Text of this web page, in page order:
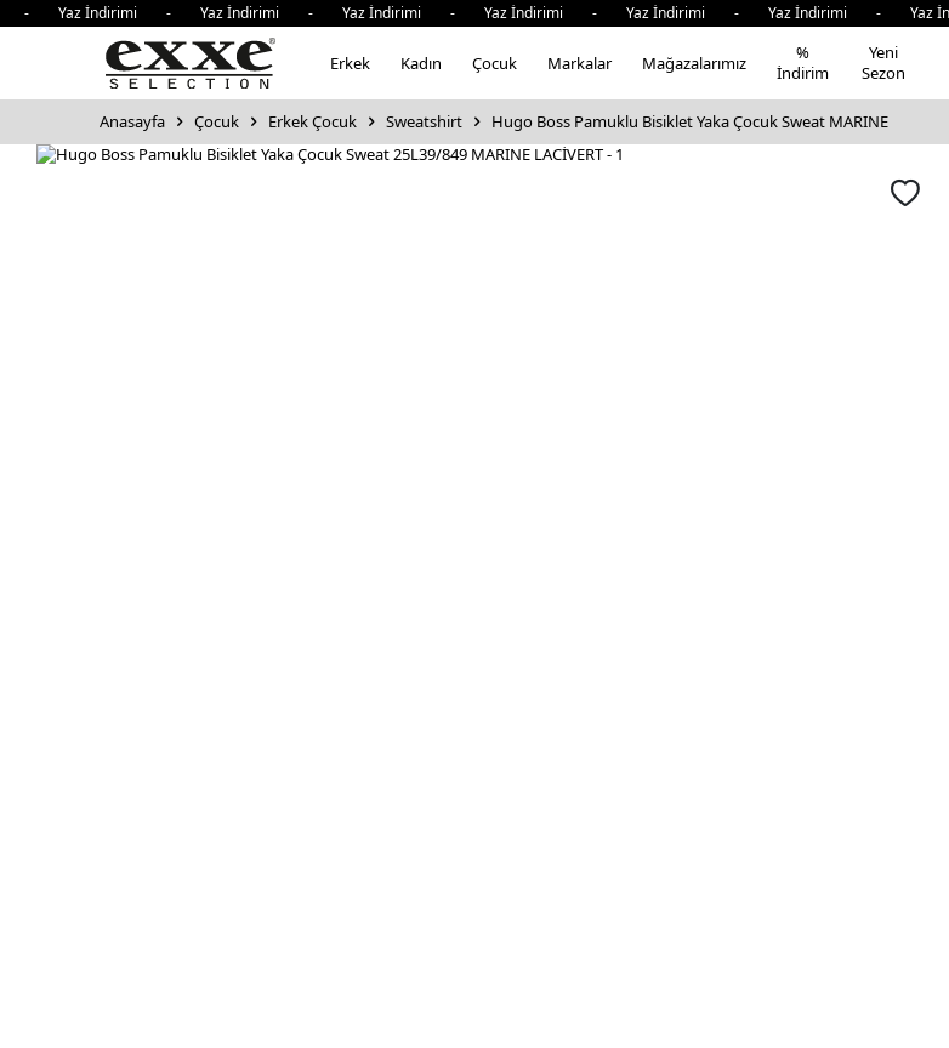
- Yaz İndirimi - Yaz İndirimi - Yaz İndirimi - Yaz İndirimi - Yaz İndirimi - Yaz İndirimi -
Erkek Kadın Çocuk Markalar Mağazalarımız
%
İndirim
Yeni
Sezon
Anasayfa Çocuk Erkek Çocuk Sweatshirt Hugo Boss Pamuklu Bisiklet Yaka Çocuk Sweat MARINE